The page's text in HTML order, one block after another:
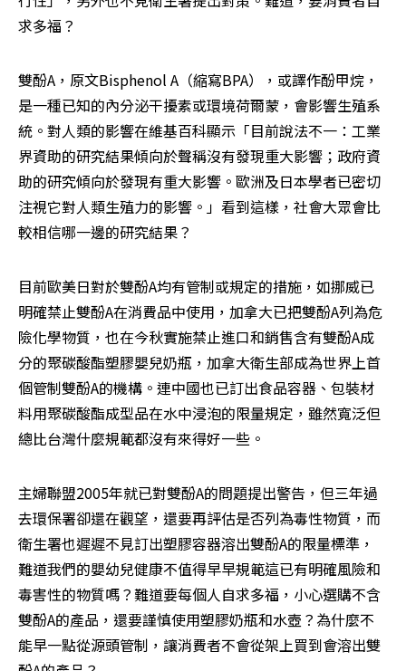
求多福？
雙酚A，原文Bisphenol A（縮寫BPA），或譯作酚甲烷，
是一種已知的內分泌干擾素或環境荷爾蒙，會影響生殖系
統。對人類的影響在維基百科顯示「目前說法不一：工業
界資助的研究結果傾向於聲稱沒有發現重大影響；政府資
助的研究傾向於發現有重大影響。歐洲及日本學者已密切
注視它對人類生殖力的影響。」看到這樣，社會大眾會比
較相信哪一邊的研究結果？
目前歐美日對於雙酚A均有管制或規定的措施，如挪威已
明確禁止雙酚A在消費品中使用，加拿大已把雙酚A列為危
險化學物質，也在今秋實施禁止進口和銷售含有雙酚A成
分的聚碳酸酯塑膠嬰兒奶瓶，加拿大衛生部成為世界上首
個管制雙酚A的機構。連中國也已訂出食品容器、包裝材
料用聚碳酸酯成型品在水中浸泡的限量規定，雖然寬泛但
總比台灣什麼規範都沒有來得好一些。
主婦聯盟2005年就已對雙酚A的問題提出警告，但三年過
去環保署卻還在觀望，還要再評估是否列為毒性物質，而
衛生署也遲遲不見訂出塑膠容器溶出雙酚A的限量標準，
難道我們的嬰幼兒健康不值得早早規範這已有明確風險和
毒害性的物質嗎？難道要每個人自求多福，小心選購不含
雙酚A的產品，還要謹慎使用塑膠奶瓶和水壺？為什麼不
能早一點從源頭管制，讓消費者不會從架上買到會溶出雙